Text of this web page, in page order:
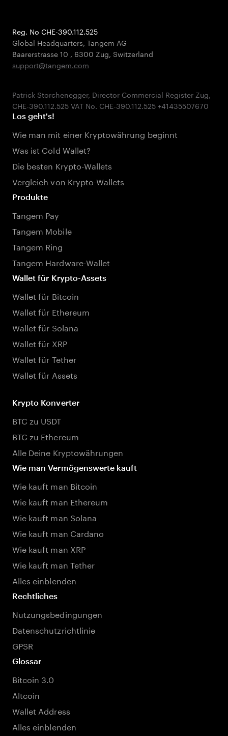
Reg. No CHE-390.112.525
Global Headquarters, Tangem AG
Baarerstrasse 10 , 6300 Zug, Switzerland
support@tangem.com
Patrick Storchenegger, Director Commercial Register Zug,
Los geht's!
Wie man mit einer Kryptowährung beginnt
Was ist Cold Wallet?
Die besten Krypto-Wallets
Vergleich von Krypto-Wallets
Produkte
Tangem Pay
Tangem Mobile
Tangem Ring
Tangem Hardware-Wallet
Wallet für Krypto-Assets
Wallet für Bitcoin
Wallet für Ethereum
Wallet für Solana
Wallet für XRP
Wallet für Tether
Wallet für Assets
Krypto Konverter
BTC zu USDT
BTC zu Ethereum
Alle Deine Kryptowährungen
Wie man Vermögenswerte kauft
Wie kauft man Bitcoin
Wie kauft man Ethereum
Wie kauft man Solana
Wie kauft man Cardano
Wie kauft man XRP
Wie kauft man Tether
Alles einblenden
Rechtliches
Nutzungsbedingungen
Datenschutzrichtlinie
GPSR
Glossar
Bitcoin 3.0
Altcoin
Wallet Address
Alles einblenden